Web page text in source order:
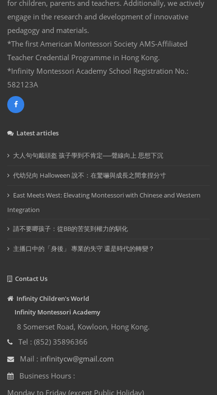
for children, parents and teachers. Additionally, we actively
engage in the research and development of innovative
pedagogy and materials.
*The first American Montessori Society AMS-Affiliated
Teacher Credential Programme in Hong Kong.
*Infinity Montessori Academy School Registration No.:
582123A
Latest articles
大人句句戴頭盔 孩子學到不肯定──聲線向上 思想下沉
代幼兒向 Halloween 說不：在驚嚇與成長之間拿捏分寸
East Meets West: Elevating Montessori with Chinese and Western
Integration
請不要唧孩子：從BB的苦笑到權力的馴化
主播口中的「身後」 專業的失守 還是時代的轉變？
Contact Us
Infinity Children's World
Infinity Montessori Academy
8 Somerset Road, Kowloon, Hong Kong.
Tel : (852) 35896366
Mail : infinitycw@gmail.com
Business Hours :
Monday to Friday (except Public Holiday)